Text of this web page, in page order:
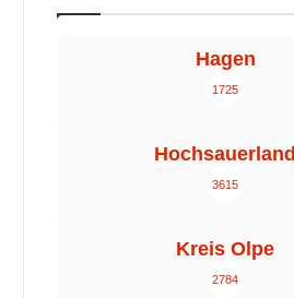
Hagen
1725
Hochsauerland
3615
Kreis Olpe
2784